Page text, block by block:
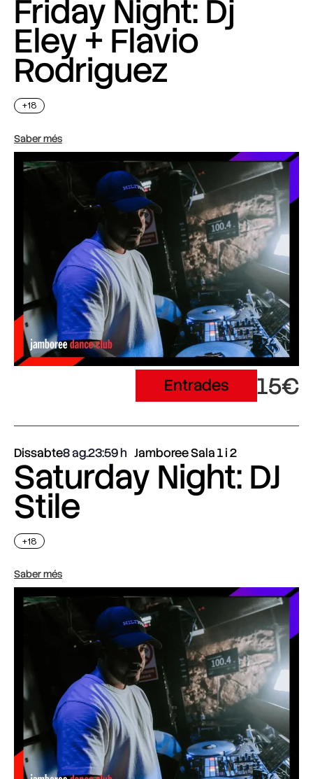
Friday Night: Dj
Eley + Flavio
Rodriguez
+18
Saber més
Entrades 15€
Dissabte8 ag.23:59 Jamboree Sala 1 i 2
Saturday Night: DJ
Stile
+18
Saber més